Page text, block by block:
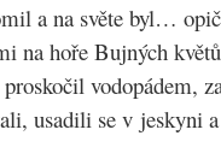
a na světe byl…
na hoře Bujných
vodopádem,
usadili se v